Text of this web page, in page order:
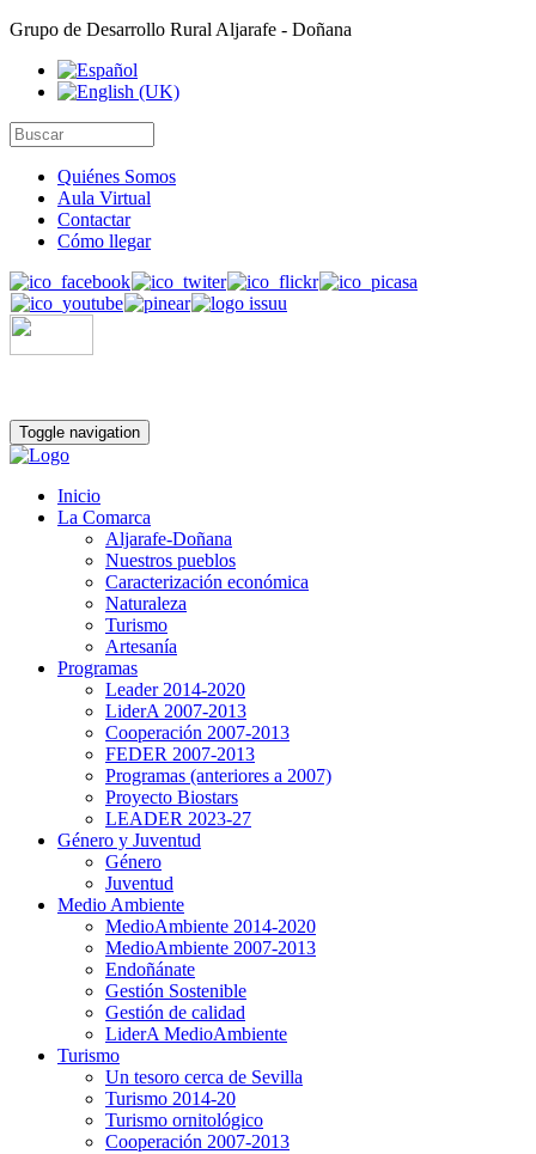
Grupo de Desarrollo Rural Aljarafe - Doñana
Quiénes Somos
Aula Virtual
Contactar
Cómo llegar
Toggle navigation
Inicio
La Comarca
Aljarafe-Doñana
Nuestros pueblos
Caracterización económica
Naturaleza
Turismo
Artesanía
Programas
Leader 2014-2020
LiderA 2007-2013
Cooperación 2007-2013
FEDER 2007-2013
Programas (anteriores a 2007)
Proyecto Biostars
LEADER 2023-27
Género y Juventud
Género
Juventud
Medio Ambiente
MedioAmbiente 2014-2020
MedioAmbiente 2007-2013
Endoñánate
Gestión Sostenible
Gestión de calidad
LiderA MedioAmbiente
Turismo
Un tesoro cerca de Sevilla
Turismo 2014-20
Turismo ornitológico
Cooperación 2007-2013